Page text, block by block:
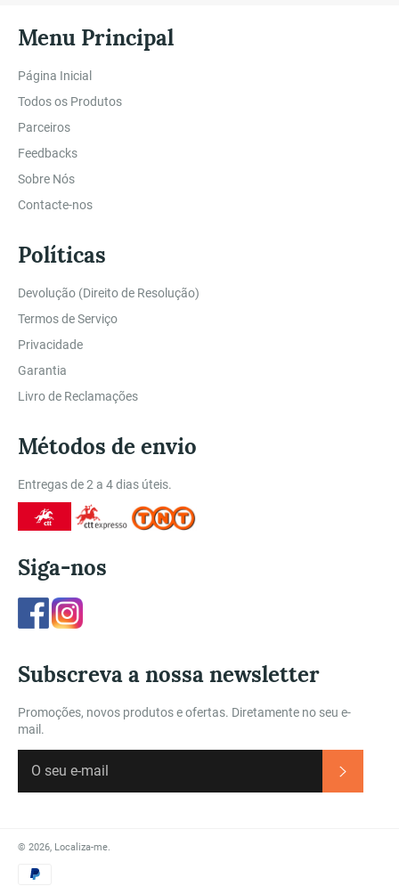
Menu Principal
Página Inicial
Todos os Produtos
Parceiros
Feedbacks
Sobre Nós
Contacte-nos
Políticas
Devolução (Direito de Resolução)
Termos de Serviço
Privacidade
Garantia
Livro de Reclamações
Métodos de envio
Entregas de 2 a 4 dias úteis.
Siga-nos
FacebookInstagram
Subscreva a nossa newsletter
Promoções, novos produtos e ofertas. Diretamente no seu e-
mail.
© 2026, Localiza-me.